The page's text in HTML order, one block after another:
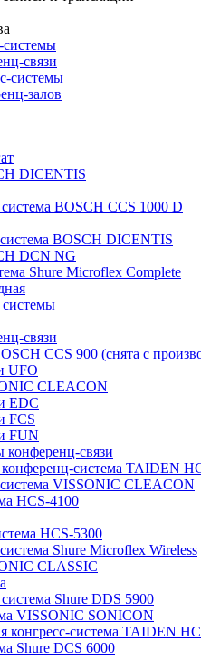
системы
связи
системы
залов
DICENTIS
BOSCH CCS 1000 D
BOSCH DICENTIS
DCN NG
Shure Microflex Complete
связи
CCS 900 (снята с
UFO
CLEACON
EDC
FCS
FUN
связи
система TAIDEN
VISSONIC CLEACON
HCS-4100
HCS-5300
Shure Microflex Wireless
CLASSIC
Shure DDS 5900
VISSONIC SONICON
конгресс-система TAIDEN
Shure DCS 6000